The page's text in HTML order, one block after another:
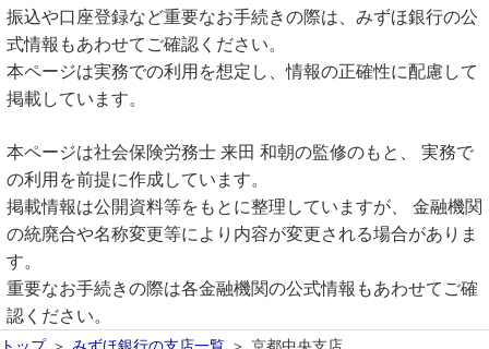
振込や口座登録など重要なお手続きの際は、みずほ銀行の公
式情報もあわせてご確認ください。
本ページは実務での利用を想定し、情報の正確性に配慮して
掲載しています。
本ページは社会保険労務士 来田 和朝の監修のもと、 実務で
の利用を前提に作成しています。
掲載情報は公開資料等をもとに整理していますが、 金融機関
の統廃合や名称変更等により内容が変更される場合がありま
す。
重要なお手続きの際は各金融機関の公式情報もあわせてご確
認ください。